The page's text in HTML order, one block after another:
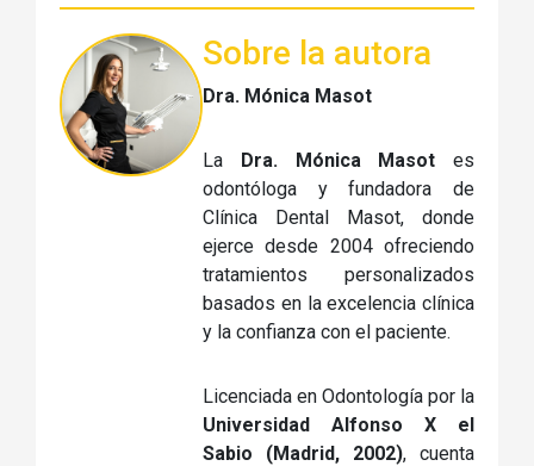
Sobre la autora
Dra. Mónica Masot
La Dra. Mónica Masot es
odontóloga y fundadora de
Clínica Dental Masot, donde
ejerce desde 2004 ofreciendo
tratamientos personalizados
basados en la excelencia clínica
y la confianza con el paciente.
Licenciada en Odontología por la
Universidad Alfonso X el
Sabio (Madrid, 2002), cuenta